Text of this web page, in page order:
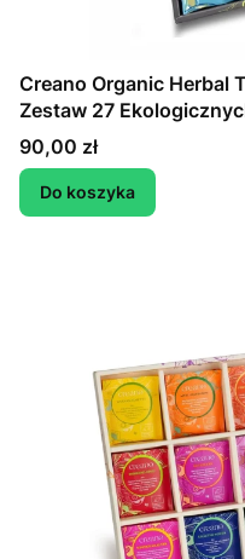
Creano Organic Herbal
Zestaw 27
Cena
90,00 zł
Do koszyka